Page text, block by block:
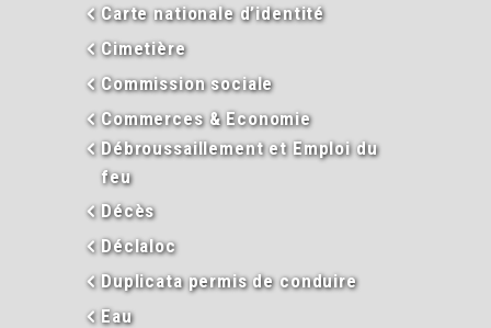
Carte nationale d’identité
Cimetière
Commission sociale
Commerces & Economie
Débroussaillement et Emploi du
feu
Décès
Déclaloc
Duplicata permis de conduire
Eau